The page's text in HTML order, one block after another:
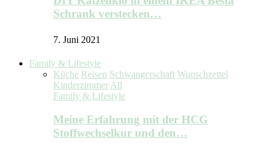
Schrank verstecken…
7. Juni 2021
Family & Lifestyle
Küche Reisen Schwangerschaft Wunschzettel
KinderzimmerAll
Family & Lifestyle
Meine Erfahrung mit der HCG
Stoffwechselkur und den…